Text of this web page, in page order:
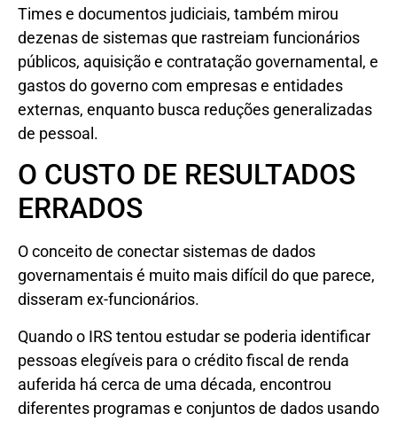
Times e documentos judiciais, também mirou
dezenas de sistemas que rastreiam funcionários
públicos, aquisição e contratação governamental, e
gastos do governo com empresas e entidades
externas, enquanto busca reduções generalizadas
de pessoal.
O CUSTO DE RESULTADOS
ERRADOS
O conceito de conectar sistemas de dados
governamentais é muito mais difícil do que parece,
disseram ex-funcionários.
Quando o IRS tentou estudar se poderia identificar
pessoas elegíveis para o crédito fiscal de renda
auferida há cerca de uma década, encontrou
diferentes programas e conjuntos de dados usando